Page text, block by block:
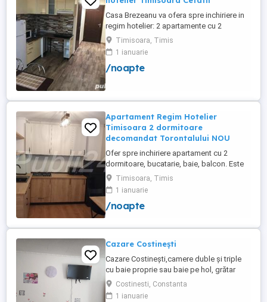
Casa Brezeanu va ofera spre inchiriere in
regim hotelier: 2 apartamente cu 2
dormitoare, baie si bucatarie proprie. (4
locuri cazare in fiecare apartament) 1
apartament cu 1 dormitor, baie si
bucatarie proprie. (3 locuri cazare) Fiecare
Timisoara, Timis
1 ianuarie
/noapte
Apartament Regim Hotelier
Timisoara 2 dormitoare
decomandat Torontalului NOU
Ofer spre inchiriere apartament cu 2
dormitoare, bucatarie, baie, balcon. Este
complet utilat si mobilat nou, clima,
internet, tv, video interfon masina de
spalat haine, lenjerii, prosoape,
consumabile. In incinta complexului de
de joaca pentru copii. Apartamentul ...
Timisoara, Timis
1 ianuarie
/noapte
Cazare Costinești
Cazare Costinești,camere duble și triple
cu baie proprie sau baie pe hol, grătar
frigider curte,parcare proprie , prețuri
începând de la 150 lei pe noapte,telefon
Costinesti, Constanta
1 ianuarie